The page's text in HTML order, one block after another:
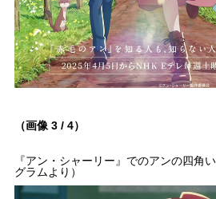
（画像 3 / 4）
『アン・シャーリー』でのアンの四角
グラムより）